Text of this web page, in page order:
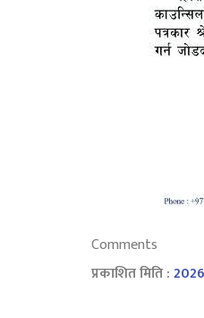
Comments
प्रकाशित मिति :